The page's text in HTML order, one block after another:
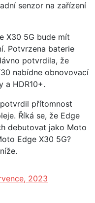
senzor na zařízení
X30 5G bude mít
Potvrzena baterie
potvrdila, že
nabídne obnovovací
a HDR10+.
přítomnost
Říká se, že Edge
debutovat jako Moto
Edge X30 5G?
2023